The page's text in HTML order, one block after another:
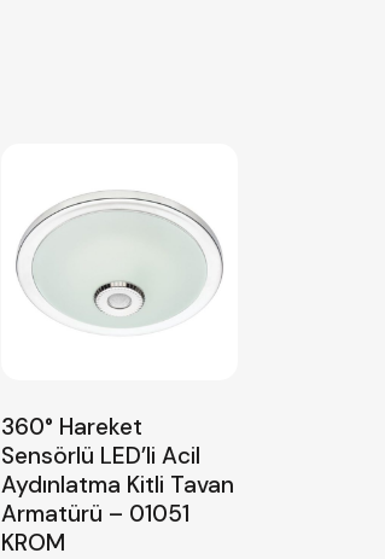
360° Hareket
Sensörlü LED’li Acil
Aydınlatma Kitli Tavan
Armatürü – 01051
KROM